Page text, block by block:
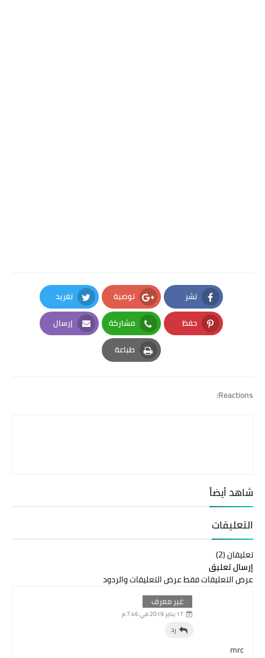
نشر
Facebook
توصية
Google Plus
تغريد
Twitter
حفظ
Pinterest
مشاركة
Whatsapp
إرسال
Email
طباعة
Print
Reactions:
شاهد أيضاً
التعليقات
تعليقان (2)
إرسال تعليق
عرض التعليقات فقطعرض التعليقات والردود
غير معرف
17 يناير 2019 في 7:46 م
mrc
رد